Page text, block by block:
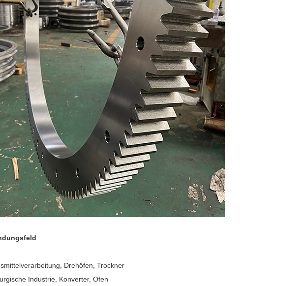
Drehöfen, Trockner
Industrie, Konverter, Ofen